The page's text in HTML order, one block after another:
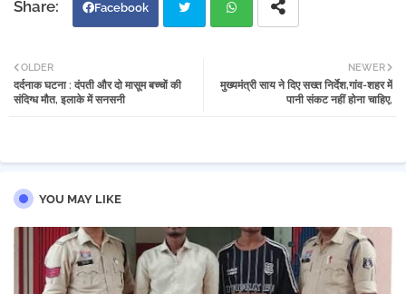
Facebook
tter atsa
NEWER
मुख्यमंत्री साय ने दिए सख्त निर्देश,गांव-शहर में
पानी संकट नहीं होना चाहिए,
OLDER
दर्दनाक घटना : दंपती और दो मासूम बच्चों की
संदिग्ध मौत, इलाके में सनसनी
YOU MAY LIKE